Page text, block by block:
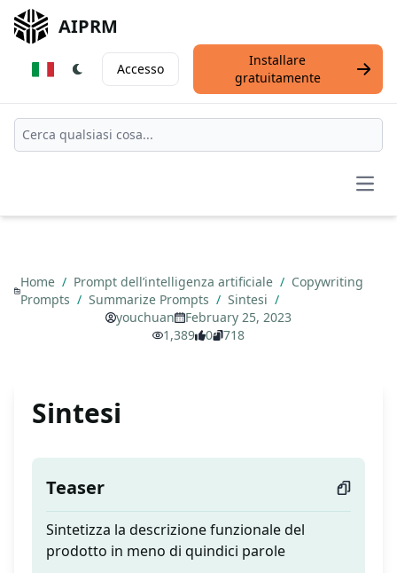
AIPRM
Accesso
Installare
gratuitamente
Home / Prompt dell’intelligenza artificiale / Copywriting
Prompts / Summarize Prompts / Sintesi /
youchuan
February 25, 2023
1,389
0 718
Sintesi
Teaser
Sintetizza la descrizione funzionale del
prodotto in meno di quindici parole